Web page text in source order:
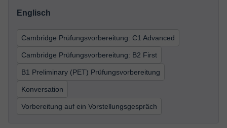
Englisch
Cambridge Prüfungsvorbereitung: C1 Advanced
Cambridge Prüfungsvorbereitung: B2 First
B1 Preliminary (PET) Prüfungsvorbereitung
Konversation
Vorbereitung auf ein Vorstellungsgespräch